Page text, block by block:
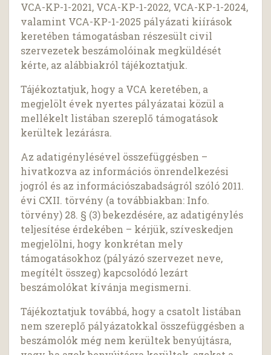
VCA-KP-1-2021, VCA-KP-1-2022, VCA-KP-1-2024,
valamint VCA-KP-1-2025 pályázati kiírások
keretében támogatásban részesült civil
szervezetek beszámolóinak megküldését
kérte, az alábbiakról tájékoztatjuk.
Tájékoztatjuk, hogy a VCA keretében, a
megjelölt évek nyertes pályázatai közül a
mellékelt listában szereplő támogatások
kerültek lezárásra.
Az adatigénylésével összefüggésben –
hivatkozva az információs önrendelkezési
jogról és az információszabadságról szóló 2011.
évi CXII. törvény (a továbbiakban: Info.
törvény) 28. § (3) bekezdésére, az adatigénylés
teljesítése érdekében – kérjük, szíveskedjen
megjelölni, hogy konkrétan mely
támogatásokhoz (pályázó szervezet neve,
megítélt összeg) kapcsolódó lezárt
beszámolókat kívánja megismerni.
Tájékoztatjuk továbbá, hogy a csatolt listában
nem szereplő pályázatokkal összefüggésben a
beszámolók még nem kerültek benyújtásra,